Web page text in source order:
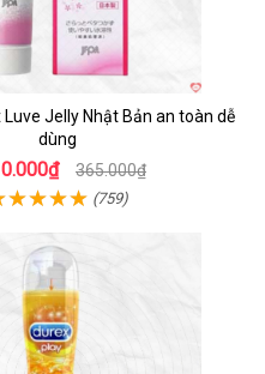
Luve Jelly Nhật Bản an toàn dễ
dùng
365.000₫
(759)